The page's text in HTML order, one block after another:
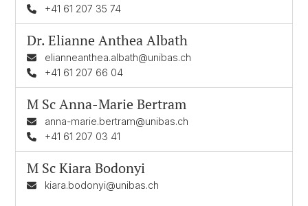
+41 61 207 35 74
Dr.Elianne Anthea Albath
elianneanthea.albath@unibas.ch
+41 61 207 66 04
M ScAnna-Marie Bertram
anna-marie.bertram@unibas.ch
+41 61 207 03 41
M ScKiara Bodonyi
kiara.bodonyi@unibas.ch